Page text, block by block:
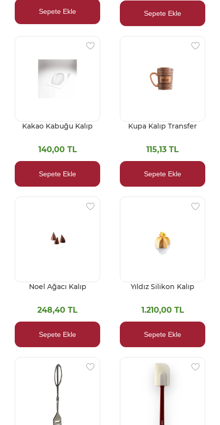
Sepete Ekle Sepete Ekle
Kakao Kabuğu Kalıp
140,00 TL
Sepete Ekle
Kupa Kalıp Transfer
115,13 TL
Sepete Ekle
Noel Ağacı Kalıp
248,40 TL
Sepete Ekle
Yıldız Silikon Kalıp
1.210,00 TL
Sepete Ekle